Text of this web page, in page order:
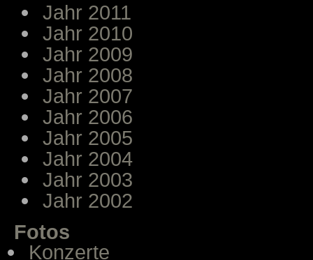
Jahr 2011
Jahr 2010
Jahr 2009
Jahr 2008
Jahr 2007
Jahr 2006
Jahr 2005
Jahr 2004
Jahr 2003
Jahr 2002
Fotos
Konzerte